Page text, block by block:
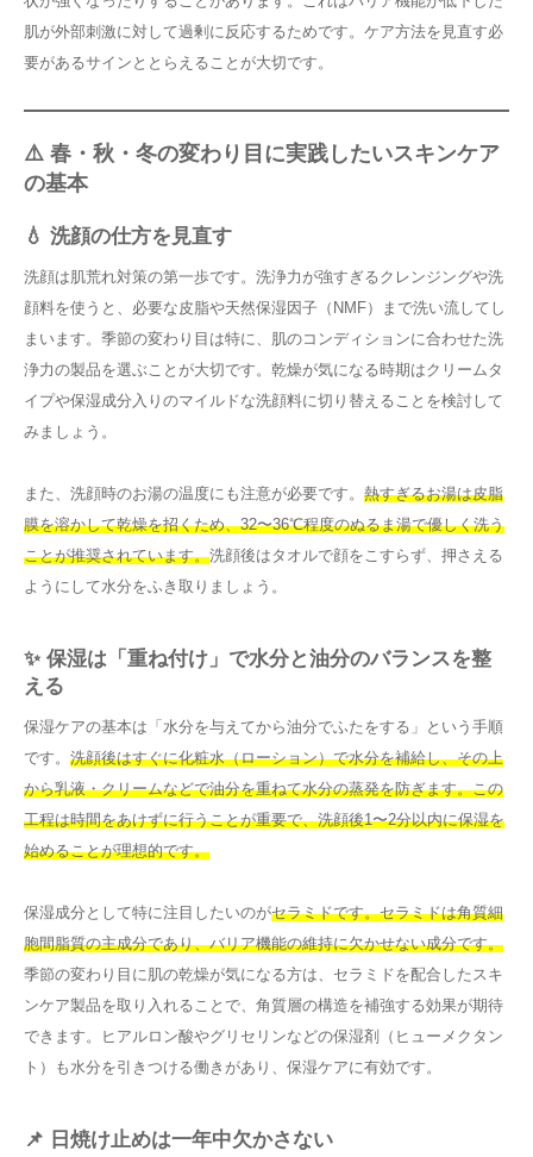
肌が外部刺激に対して過剰に反応するためです。ケア方法を見直す必
要があるサインととらえることが大切です。
⚠️ 春・秋・冬の変わり目に実践したいスキンケア
の基本
💧 洗顔の仕方を見直す
洗顔は肌荒れ対策の第一歩です。洗浄力が強すぎるクレンジングや洗
顔料を使うと、必要な皮脂や天然保湿因子（NMF）まで洗い流してし
まいます。季節の変わり目は特に、肌のコンディションに合わせた洗
浄力の製品を選ぶことが大切です。乾燥が気になる時期はクリームタ
イプや保湿成分入りのマイルドな洗顔料に切り替えることを検討して
みましょう。
また、洗顔時のお湯の温度にも注意が必要です。 熱すぎるお湯は皮脂
膜を溶かして乾燥を招くため、32〜36℃程度のぬるま湯で優しく洗う
ことが推奨されています。洗顔後はタオルで顔をこすらず、押さえる
ようにして水分をふき取りましょう。
✨ 保湿は「重ね付け」で水分と油分のバランスを整
える
保湿ケアの基本は「水分を与えてから油分でふたをする」という手順
です。 洗顔後はすぐに化粧水（ローション）で水分を補給し、その上
から乳液・クリームなどで油分を重ねて水分の蒸発を防ぎます。この
工程は時間をあけずに行うことが重要で、洗顔後1〜2分以内に保湿を
始めることが理想的です。
保湿成分として特に注目したいのがセラミドです。セラミドは角質細
胞間脂質の主成分であり、バリア機能の維持に欠かせない成分です。
季節の変わり目に肌の乾燥が気になる方は、セラミドを配合したスキ
ンケア製品を取り入れることで、角質層の構造を補強する効果が期待
できます。ヒアルロン酸やグリセリンなどの保湿剤（ヒューメクタン
ト）も水分を引きつける働きがあり、保湿ケアに有効です。
📌 日焼け止めは一年中欠かさない